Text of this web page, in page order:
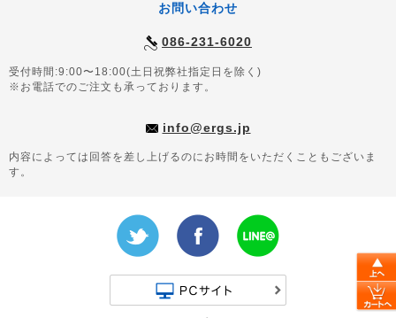
お問い合わせ
086-231-6020
受付時間:9:00〜18:00(土日祝弊社指定日を除く)
※お電話でのご注文も承っております。
info@ergs.jp
内容によっては回答を差し上げるのにお時間をいただくこともございま
す。